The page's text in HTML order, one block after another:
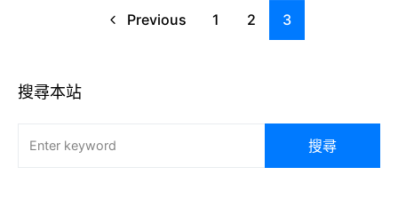
Previous 1 2 3
搜尋本站
搜尋